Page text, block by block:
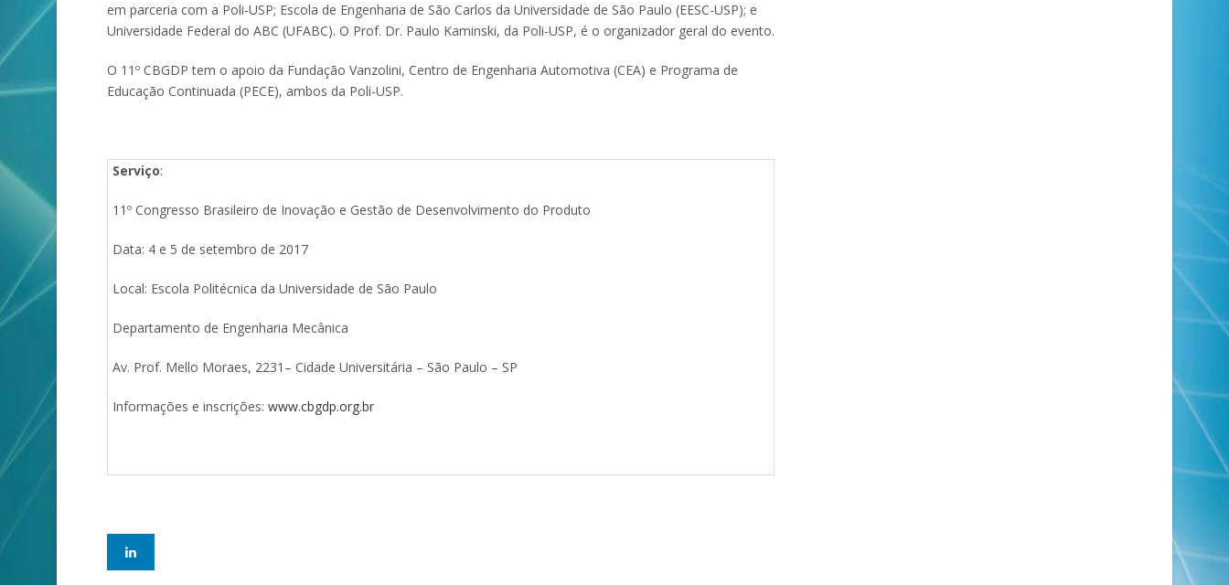
em parceria com a Poli-USP; Escola de Engenharia de São Carlos da Universidade de São Paulo (EESC-USP); e
Universidade Federal do ABC (UFABC). O Prof. Dr. Paulo Kaminski, da Poli-USP, é o organizador geral do evento.
O 11º CBGDP tem o apoio da Fundação Vanzolini, Centro de Engenharia Automotiva (CEA) e Programa de
Educação Continuada (PECE), ambos da Poli-USP.
Serviço:
11º Congresso Brasileiro de Inovação e Gestão de Desenvolvimento do Produto
Data: 4 e 5 de setembro de 2017
Local: Escola Politécnica da Universidade de São Paulo
Departamento de Engenharia Mecânica
Av. Prof. Mello Moraes, 2231– Cidade Universitária – São Paulo – SP
Informações e inscrições: www.cbgdp.org.br